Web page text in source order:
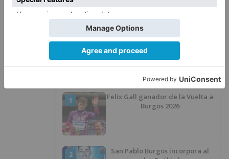
5
La Guardia Civil desmonta la
desaparecer 3.256 euros
1
Felix Gall ganador de la Vuelta a
Burgos 2026
2
San Pablo Burgos incorpora al